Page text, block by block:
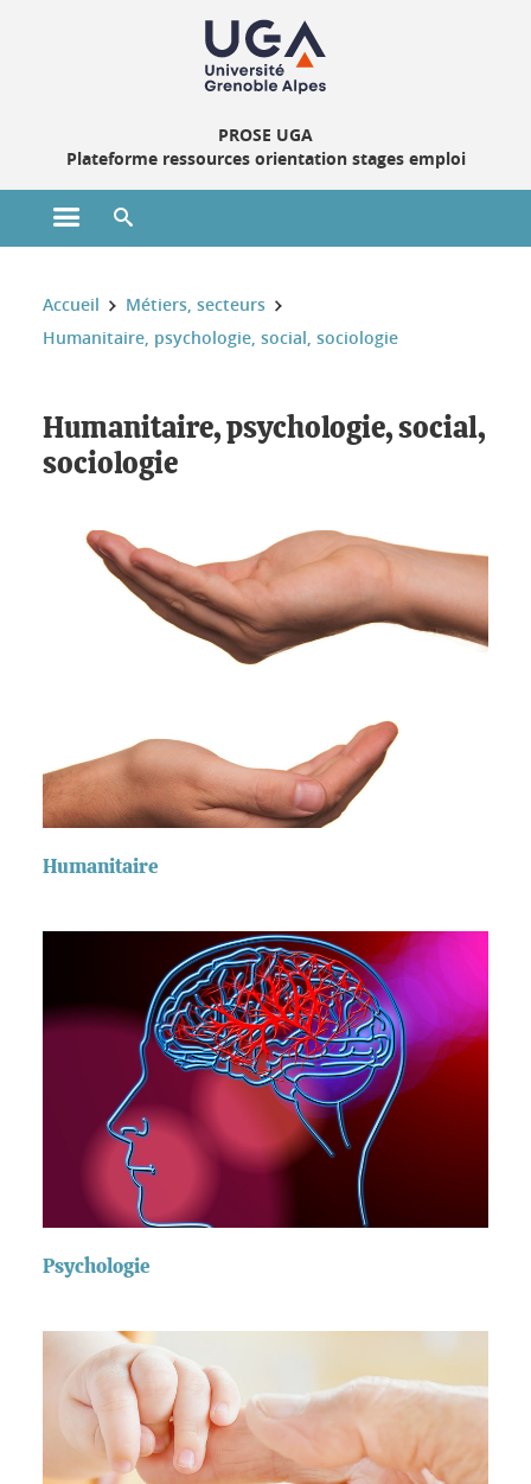
PROSE UGA
Plateforme ressources orientation stages emploi
Ouvrir le menu principal
Vous êtes ici :
Accueil
Métiers, secteurs
Humanitaire, psychologie, social, sociologie
Humanitaire, psychologie, social, sociologie
Humanitaire, psychologie, social,
sociologie
Humanitaire
Psychologie